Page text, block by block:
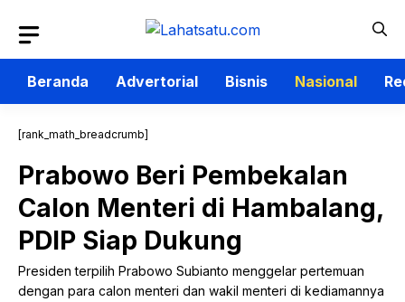
isi
Beranda
Advertorial Bisnis Nasional
[rank_math_breadcrumb]
Prabowo Beri Pembekalan
Calon Menteri di Hambalang,
PDIP Siap Dukung
Presiden terpilih Prabowo Subianto menggelar pertemuan
dengan para calon menteri dan wakil menteri di kediamannya